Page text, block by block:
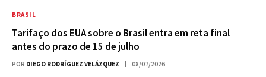
BRASIL
Tarifaço dos EUA sobre o Brasil entra em reta final
antes do prazo de 15 de julho
POR DIEGO RODRÍGUEZ VELÁZQUEZ 08/07/2026